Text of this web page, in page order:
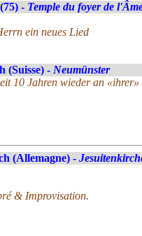
- Temple du foyer de
ein neues Lied
(Suisse) - Neumünster
10 Jahren wieder an
(Allemagne) -
& Improvisation.